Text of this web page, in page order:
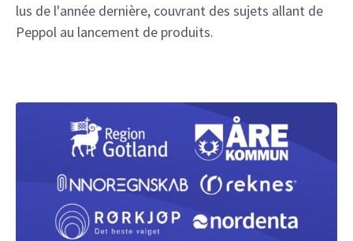
lus de l'année dernière, couvrant des sujets allant de
Peppol au lancement de produits.